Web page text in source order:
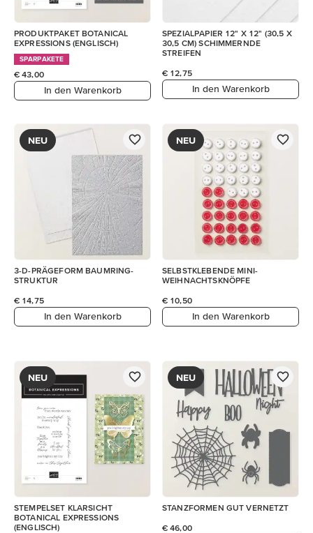
PRODUKTPAKET BOTANICAL
EXPRESSIONS (ENGLISCH)
SPARPAKETE
€ 43,00
In den Warenkorb
SPEZIALPAPIER 12" X 12" (30,5 X
30,5 CM) SCHIMMERNDE
STREIFEN
€ 12,75
In den Warenkorb
NEU
3-D-PRÄGEFORM BAUMRING-
STRUKTUR
€ 14,75
In den Warenkorb
NEU
SELBSTKLEBENDE MINI-
WEIHNACHTSKNÖPFE
€ 10,50
In den Warenkorb
NEU
STEMPELSET KLARSICHT
BOTANICAL EXPRESSIONS
(ENGLISCH)
NEU
STANZFORMEN GUT VERNETZT
€ 46,00